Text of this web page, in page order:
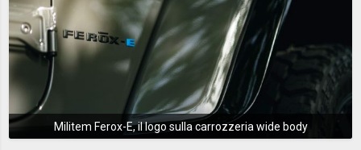
Militem Ferox-E, il logo sulla carrozzeria wide body